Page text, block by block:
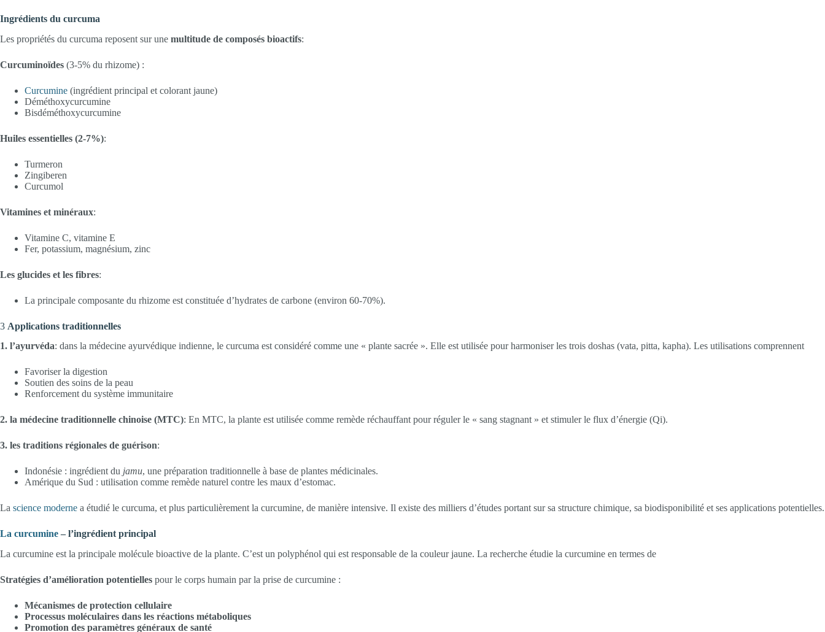
Ingrédients du curcuma
Les propriétés du curcuma reposent sur une multitude de composés bioactifs:
Curcuminoïdes (3-5% du rhizome) :
Curcumine (ingrédient principal et colorant jaune)
Déméthoxycurcumine
Bisdéméthoxycurcumine
Huiles essentielles (2-7%):
Turmeron
Zingiberen
Curcumol
Vitamines et minéraux:
Vitamine C, vitamine E
Fer, potassium, magnésium, zinc
Les glucides et les fibres:
La principale composante du rhizome est constituée d’hydrates de carbone (environ 60-70%).
3 Applications traditionnelles
1. l’ayurvéda: dans la médecine ayurvédique indienne, le curcuma est considéré comme une « plante sacrée ». Elle est utilisée pour harmoniser les trois doshas (vata, pitta, kapha). Les utilisations comprennent
Favoriser la digestion
Soutien des soins de la peau
Renforcement du système immunitaire
2. la médecine traditionnelle chinoise (MTC): En MTC, la plante est utilisée comme remède réchauffant pour réguler le « sang stagnant » et stimuler le flux d’énergie (Qi).
3. les traditions régionales de guérison:
Indonésie : ingrédient du jamu, une préparation traditionnelle à base de plantes médicinales.
Amérique du Sud : utilisation comme remède naturel contre les maux d’estomac.
La science moderne a étudié le curcuma, et plus particulièrement la curcumine, de manière intensive. Il existe des milliers d’études portant sur sa structure chimique, sa biodisponibilité et ses applications potentielles.
La curcumine – l’ingrédient principal
La curcumine est la principale molécule bioactive de la plante. C’est un polyphénol qui est responsable de la couleur jaune. La recherche étudie la curcumine en termes de
Stratégies d’amélioration potentielles pour le corps humain par la prise de curcumine :
Mécanismes de protection cellulaire
Processus moléculaires dans les réactions métaboliques
Promotion des paramètres généraux de santé